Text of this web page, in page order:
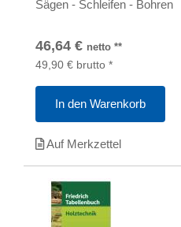
Sägen - Schleifen - Bohren
46,64 € netto **
49,90 € brutto *
In den Warenkorb
Auf Merkzettel